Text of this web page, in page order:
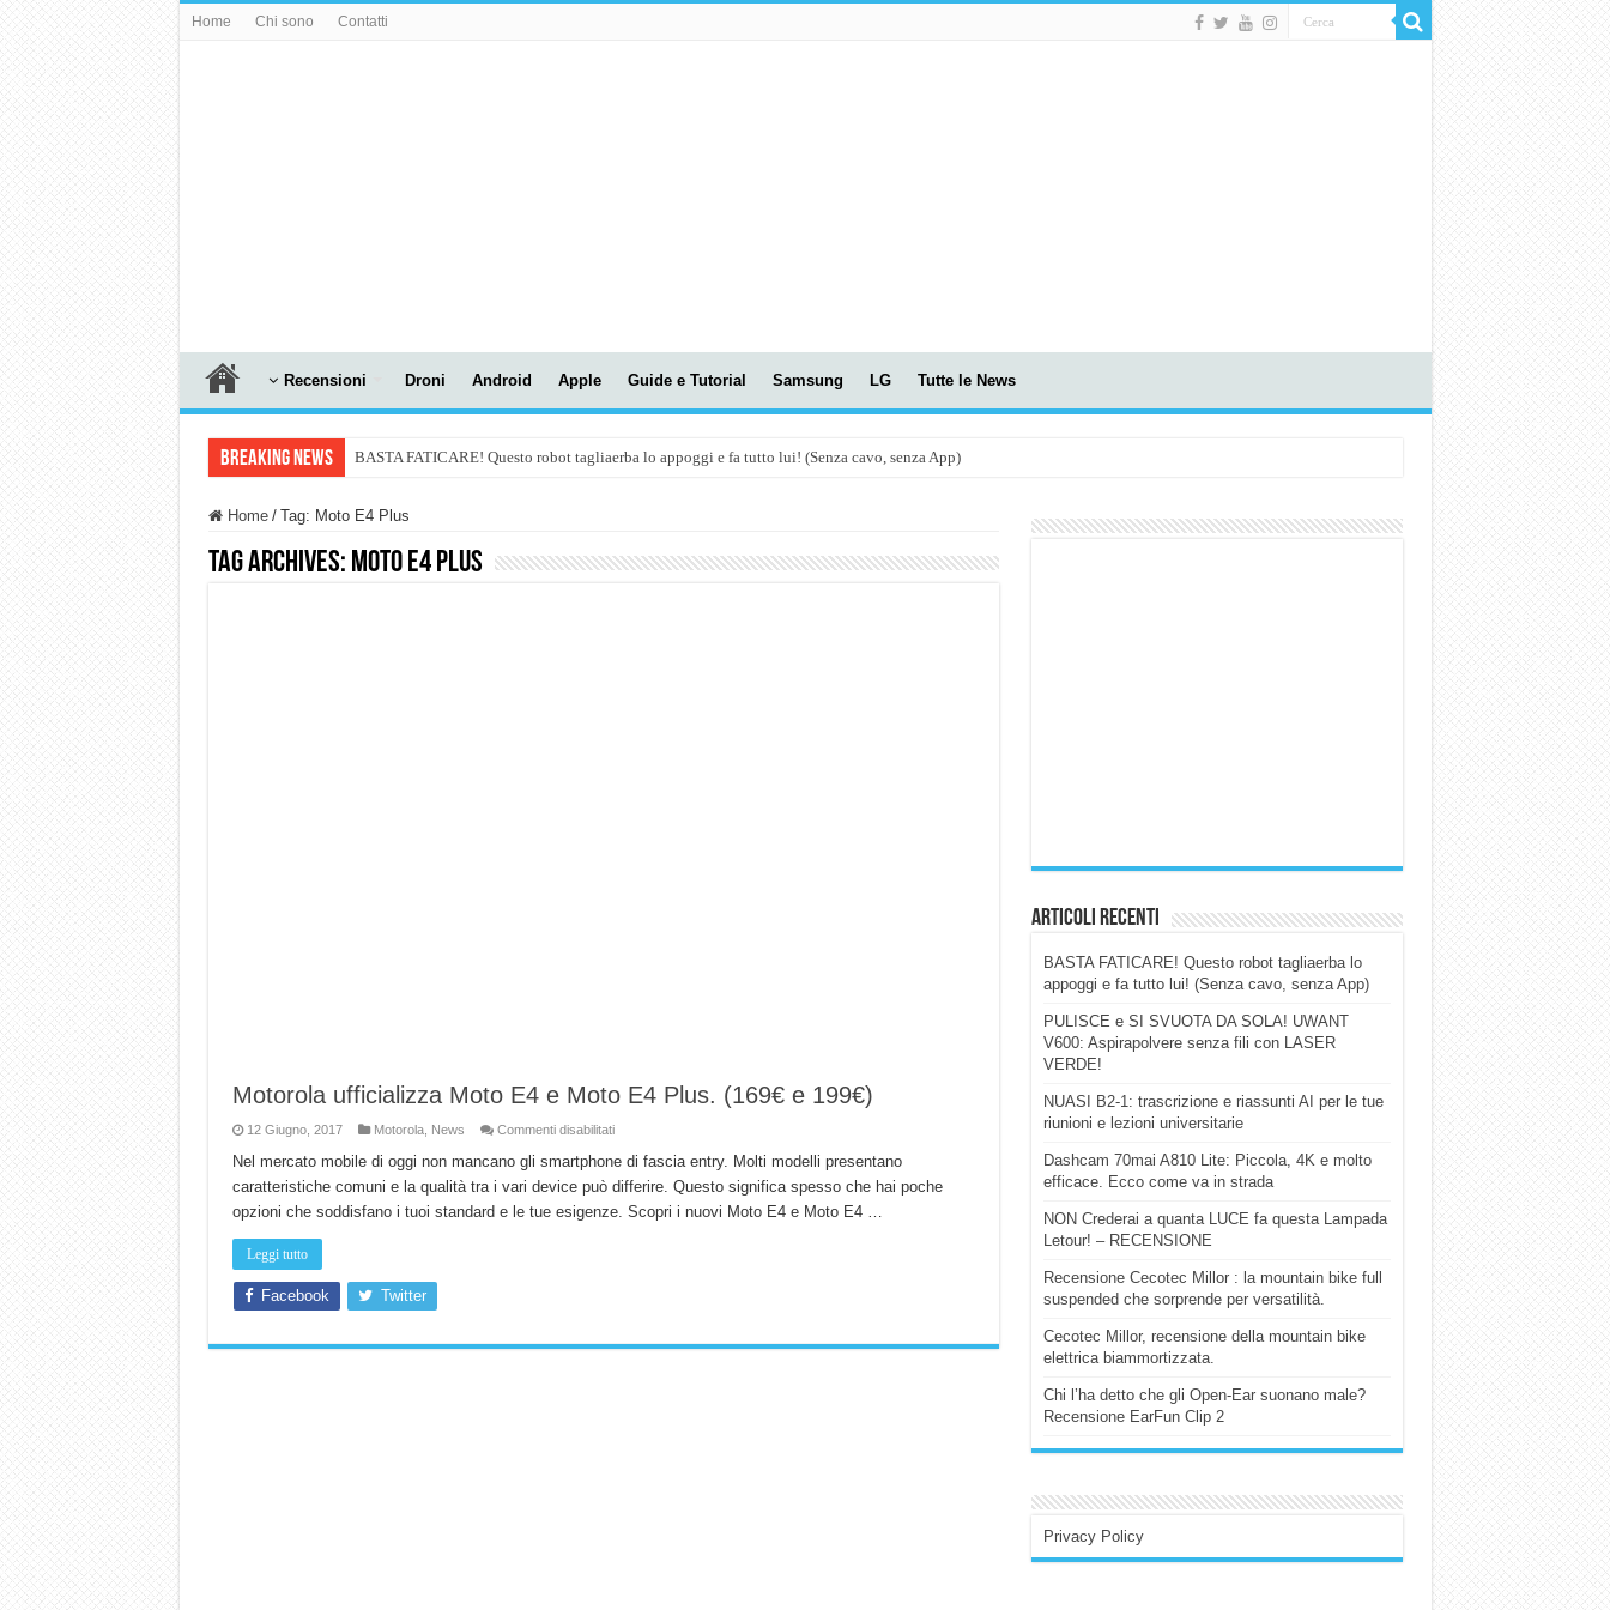
Home Chi sono Contatti
Recensioni Droni Android Apple Guide e Tutorial Samsung LG Tutte le News
Breaking News BASTA FATICARE! Questo robot tagliaerba lo appoggi e fa tutto lui! (Senza cavo, senza App)
Dashcam 70mai A810 Lite: Piccola, 4K e molto efficace. Ecco come va in strada
Home / Tag: Moto E4 Plus
Tag Archives: Moto E4 Plus
Motorola ufficializza Moto E4 e Moto E4 Plus. (169€ e 199€)
12 Giugno, 2017 Motorola, News Commenti disabilitatisu
ufficializza
Moto
E4
Moto
Nel mercato mobile di oggi non mancano gli smartphone di fascia entry. Molti modelli presentano
caratteristiche comuni e la qualità tra i vari device può differire. Questo significa spesso che hai poche
opzioni che soddisfano i tuoi standard e le tue esigenze. Scopri i nuovi Moto E4 e Moto E4 …
Leggi tutto
Facebook Twitter
Articoli Recenti
BASTA FATICARE! Questo robot tagliaerba lo
appoggi e fa tutto lui! (Senza cavo, senza App)
PULISCE e SI SVUOTA DA SOLA! UWANT
V600: Aspirapolvere senza fili con LASER
VERDE!
NUASI B2-1: trascrizione e riassunti AI per le tue
riunioni e lezioni universitarie
Dashcam 70mai A810 Lite: Piccola, 4K e molto
efficace. Ecco come va in strada
NON Crederai a quanta LUCE fa questa Lampada
Letour! – RECENSIONE
Recensione Cecotec Millor : la mountain bike full
suspended che sorprende per versatilità.
Cecotec Millor, recensione della mountain bike
elettrica biammortizzata.
Chi l’ha detto che gli Open-Ear suonano male?
Recensione EarFun Clip 2
Privacy Policy